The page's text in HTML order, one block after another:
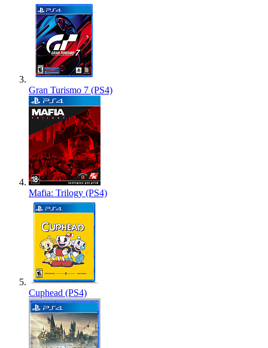
Gran Turismo 7 (PS4)
Mafia: Trilogy (PS4)
Cuphead (PS4)